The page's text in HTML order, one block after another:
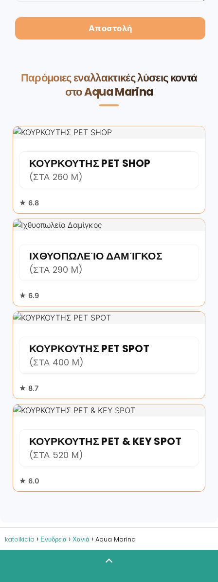
Παρόμοιες εναλλακτικές λύσεις κοντά
στο Aqua Marina
ΚΟΥΡΚΟΥΤΗΣ PET SHOP
(ΣΤΑ 260 M)
★ 6.8
ΙΧΘΥΟΠΩΛΕΊΟ ΔΑΜΊΓΚΟΣ
(ΣΤΑ 290 M)
★ 6.9
ΚΟΥΡΚΟΥΤΗΣ PET SPOT
(ΣΤΑ 400 M)
★ 8.7
ΚΟΥΡΚΟΥΤΗΣ PET & KEY SPOT
(ΣΤΑ 520 M)
★ 6.0
katoikidia Ενυδρεία Χανιά Aqua Marina